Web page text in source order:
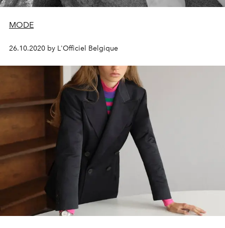
MODE
26.10.2020 by L'Officiel Belgique